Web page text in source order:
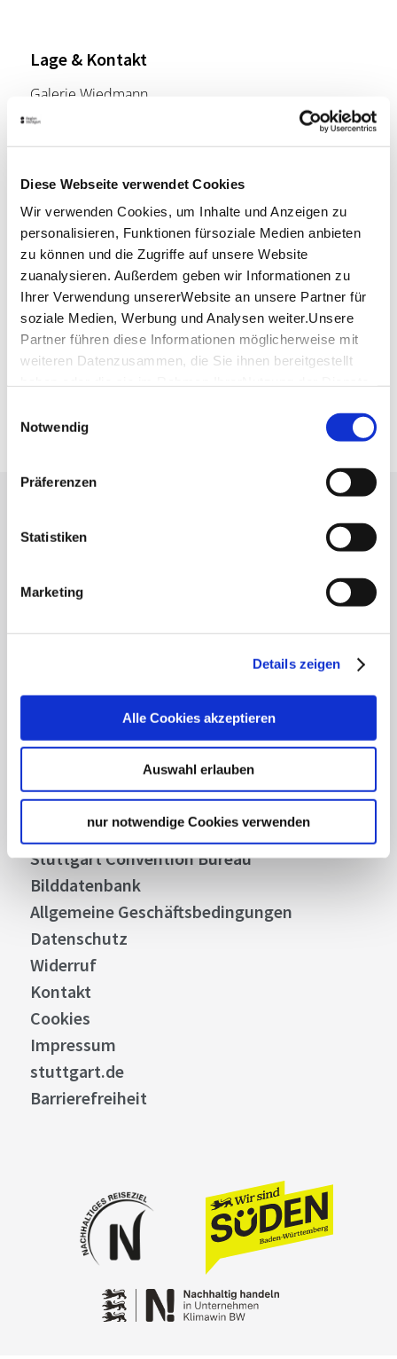
Diese Webseite verwendet Cookies
Wir verwenden Cookies, um Inhalte und Anzeigen zu
personalisieren, Funktionen fürsoziale Medien anbieten
zu können und die Zugriffe auf unsere Website
zuanalysieren. Außerdem geben wir Informationen zu
Ihrer Verwendung unsererWebsite an unsere Partner für
soziale Medien, Werbung und Analysen weiter.Unsere
Partner führen diese Informationen möglicherweise mit
weiteren Datenzusammen, die Sie ihnen bereitgestellt
Impressum
Notwendig
Präferenzen
Statistiken
Marketing
Details zeigen
Alle Cookies akzeptieren
Auswahl erlauben
nur notwendige Cookies verwenden
Lage & Kontakt
Galerie Wiedmann
70372 Stuttgart
Mail:info@galeriewiedmann.de
Website:www.galeriewiedmann.de
Planen Sie Ihre Anreise
Verkehrs- und Tarifverbund Stuttgart GmbH
Fahrplanauskunft des VVS
Fahrplanauskunft der DB
Mit unserem Newsletter bleiben Sie zu Events,
Stuttgart und Region immer up-to-date.
Über uns
Stellenangebote
Presse
Business
Stuttgart Convention Bureau
Bilddatenbank
Allgemeine Geschäftsbedingungen
Datenschutz
Widerruf
Kontakt
Cookies
Impressum
stuttgart.de
Barrierefreiheit